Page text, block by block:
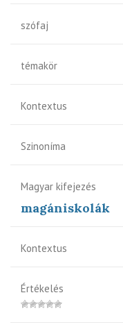
szófaj
témakör
Kontextus
Szinoníma
Magyar kifejezés
magániskolák
Kontextus
Értékelés